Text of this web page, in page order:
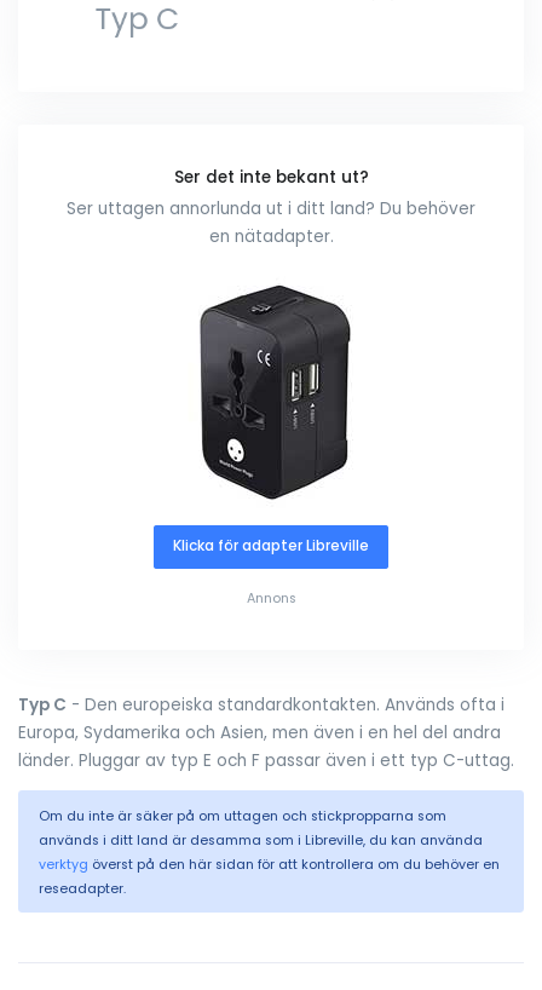
Ser det inte bekant ut?
Ser uttagen annorlunda ut i ditt land? Du behöver
en nätadapter.
Klicka för adapter Libreville
Annons
Typ C - Den europeiska standardkontakten. Används ofta i
Europa, Sydamerika och Asien, men även i en hel del andra
länder. Pluggar av typ E och F passar även i ett typ C-uttag.
Om du inte är säker på om uttagen och stickpropparna som
används i ditt land är desamma som i Libreville, du kan använda
verktyg överst på den här sidan för att kontrollera om du behöver en
reseadapter.